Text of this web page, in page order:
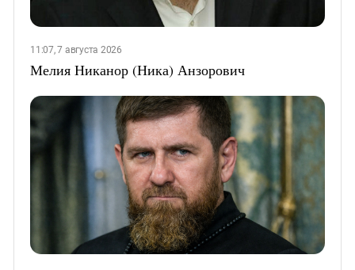
11:07, 7 августа 2026
Мелия Никанор (Ника) Анзорович